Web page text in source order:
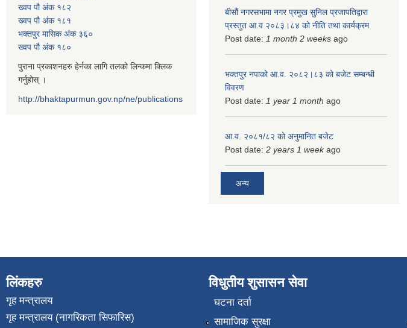
ख्वप पौ अंक १८२
ख्वप पौ अंक १८१
भक्तपुर मासिक अंक ३६०
ख्वप पौ अंक १८०
पुराना प्रकाशनहरु हेर्नका लागि तलको लिन्कमा क्लिक
गर्नुहोस् ।
http://bhaktapurmun.gov.np/ne/publications
बीसौं नगरसभामा नगर प्रमुख सुनिल प्रजापतिद्वारा
प्रस्तुत आ.व‍ २०८३।८४ को नीति तथा कार्यक्रम
Post date: 1 month 2 weeks ago
भक्तपुर नपाको आ.व. २०८२।८३ को बजेट सम्बन्धी
विवरण
Post date: 1 year 1 month ago
आ.व. २०८१/८२ को अनुमानित बजेट
Post date: 2 years 1 weekago
अन्य
लिंकहरु
गृह मन्त्रालय
गृह मन्त्रालय (नागरिकता सिफारिस)
विधुतीय शुसासन सेवा
घटना दर्ता
सामाजिक सुरक्षा